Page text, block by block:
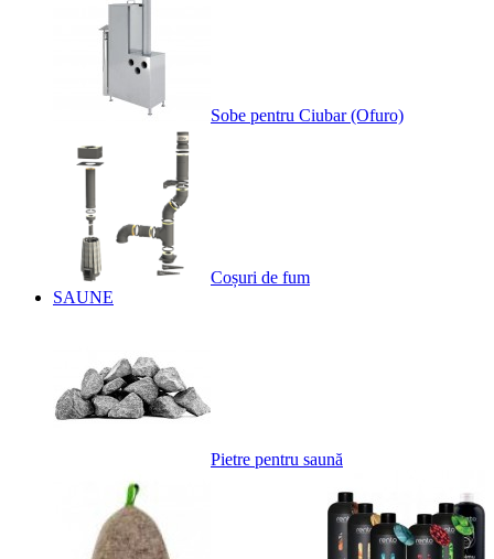
Sobe pentru Ciubar (Ofuro)
Coșuri de fum
SAUNE
Pietre pentru saună